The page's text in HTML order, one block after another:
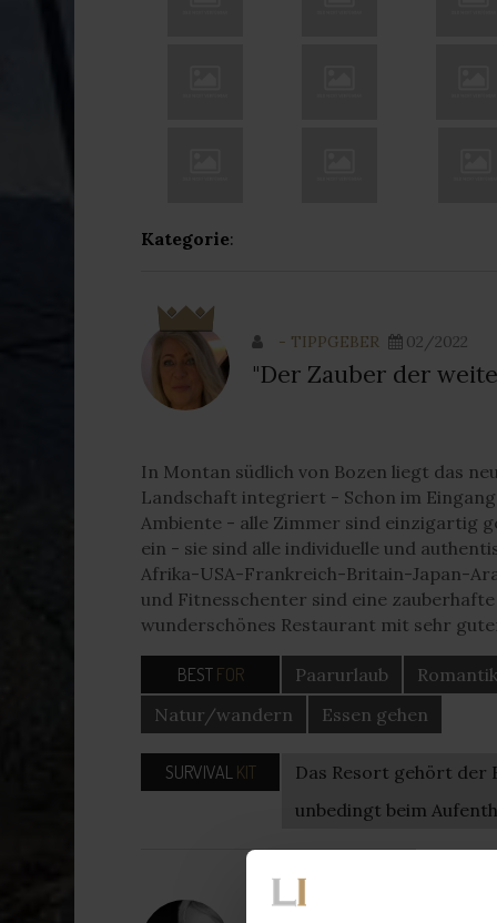
Kategorie:
- TIPPGEBER 02/2022
"Der Zauber der
In Montan südlich von Bozen liegt das
Landschaft integriert - Schon im
Ambiente - alle Zimmer sind einzigartig
ein - sie sind alle individuelle und
Afrika-USA-Frankreich-Britain-Japan-
und Fitnesschenter sind eine
wunderschönes Restaurant mit sehr
BEST FOR Paarurlaub Romantik
Natur/wandern
Essen gehen
SURVIVAL KIT
Das Resort gehört der
unbedingt beim